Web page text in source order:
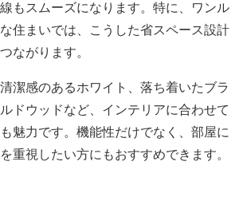
もスムーズになります。特に、ワンル
住まいでは、こうした省スペース設計
ながります。
潔感のあるホワイト、落ち着いたブラ
ドウッドなど、インテリアに合わせて
魅力です。機能性だけでなく、部屋に
重視したい方にもおすすめできます。